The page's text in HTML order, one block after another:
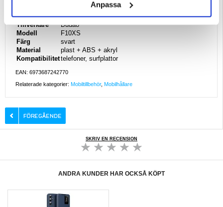
Anpassa
Tillverkare
Dudao
Modell
F10XS
Färg
svart
Material
plast + ABS + akryl
Kompatibilitettelefoner, surfplattor
EAN: 6973687242770
Relaterade kategorier: Mobiltillbehör, Mobilhållare
SKRIV EN RECENSION
ANDRA KUNDER HAR OCKSÅ KÖPT